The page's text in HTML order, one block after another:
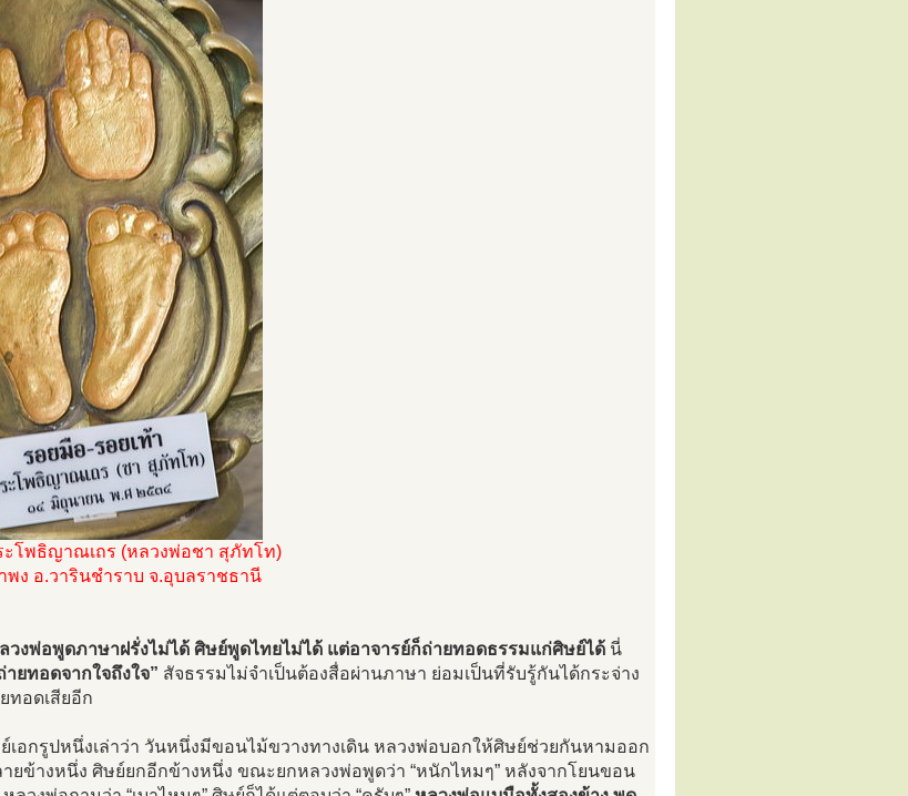
ะโพธิญาณเถร (หลวงพ่อชา สุภัทโท)
พง อ.วารินชำราบ จ.อุบลราชธานี
วงพ่อพูดภาษาฝรั่งไม่ได้ ศิษย์พูดไทยไม่ได้ แต่อาจารย์ก็ถ่ายทอดธรรมแก่ศิษย์ได้ นี่
ายทอดจากใจถึงใจ” สัจธรรมไม่จำเป็นต้องสื่อผ่านภาษา ย่อมเป็นที่รับรู้กันได้กระจ่าง
ทอดเสียอีก
เอกรูปหนึ่งเล่าว่า วันหนึ่งมีขอนไม้ขวางทางเดิน หลวงพ่อบอกให้ศิษย์ช่วยกันหามออก
ยข้างหนึ่ง ศิษย์ยกอีกข้างหนึ่ง ขณะยกหลวงพ่อพูดว่า “หนักไหมๆ” หลังจากโยนขอน